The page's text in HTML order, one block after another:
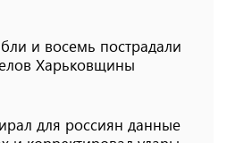
и восемь пострадали
Харьковщины
для россиян данные